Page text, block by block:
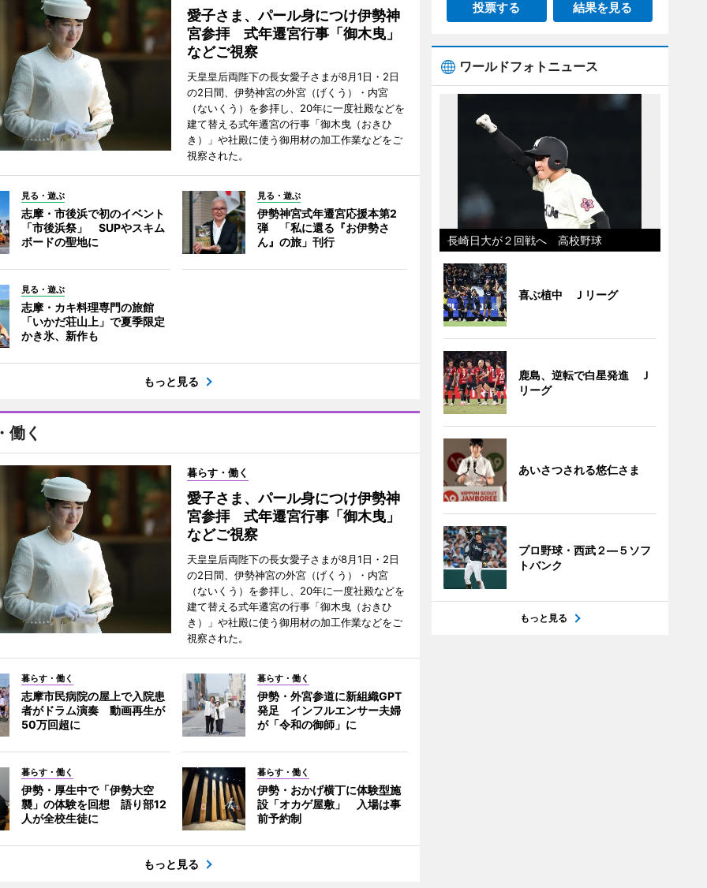
愛子さま、パール身につけ伊勢神
宮参拝 式年遷宮行事「御木曳」
などご視察
天皇皇后両陛下の長女愛子さまが8月1日・2日
の2日間、伊勢神宮の外宮（げくう）・内宮
（ないくう）を参拝し、20年に一度社殿などを
建て替える式年遷宮の行事「御木曳（おきひ
き）」や社殿に使う御用材の加工作業などをご
視察された。
見る・遊ぶ
志摩・市後浜で初のイベント
「市後浜祭」 SUPやスキム
ボードの聖地に
見る・遊ぶ
伊勢神宮式年遷宮応援本第2
弾 「私に還る『お伊勢さ
ん』の旅」刊行
見る・遊ぶ
志摩・カキ料理専門の旅館
「いかだ荘山上」で夏季限定
かき氷、新作も
もっと見る
働く
暮らす・働く
愛子さま、パール身につけ伊勢神
宮参拝 式年遷宮行事「御木曳」
などご視察
天皇皇后両陛下の長女愛子さまが8月1日・2日
の2日間、伊勢神宮の外宮（げくう）・内宮
（ないくう）を参拝し、20年に一度社殿などを
建て替える式年遷宮の行事「御木曳（おきひ
き）」や社殿に使う御用材の加工作業などをご
視察された。
暮らす・働く
志摩市民病院の屋上で入院患
者がドラム演奏 動画再生が
50万回超に
暮らす・働く
伊勢・外宮参道に新組織GPT
発足 インフルエンサー夫婦
が「令和の御師」に
暮らす・働く
伊勢・厚生中で「伊勢大空
襲」の体験を回想 語り部12
人が全校生徒に
暮らす・働く
伊勢・おかげ横丁に体験型施
設「オカゲ屋敷」 入場は事
前予約制
もっと見る
投票する 結果を見る
ワールドフォトニュース
長崎日大が２回戦へ 高校野球
喜ぶ植中 Ｊリーグ
鹿島、逆転で白星発進 Ｊ
リーグ
あいさつされる悠仁さま
プロ野球・西武２―５ソフ
トバンク
もっと見る